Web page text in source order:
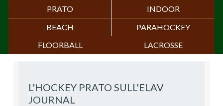
PRATO
INDOOR
BEACH
PARAHOCKEY
FLOORBALL
LACROSSE
L'HOCKEY PRATO SULL'ELAV
JOURNAL